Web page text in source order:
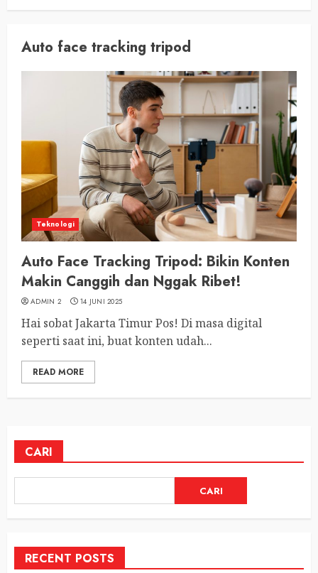
Auto face tracking tripod
Teknologi
Auto Face Tracking Tripod: Bikin Konten
Makin Canggih dan Nggak Ribet!
ADMIN 2 14 JUNI 2025
Hai sobat Jakarta Timur Pos! Di masa digital
seperti saat ini, buat konten udah...
READ MORE
CARI
CARI
RECENT POSTS